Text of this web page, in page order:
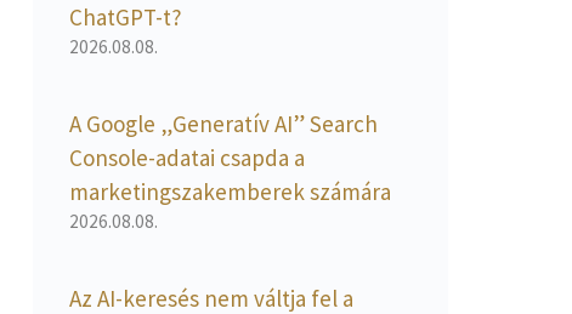
ChatGPT-t?
2026.08.08.
A Google „Generatív AI” Search
Console-adatai csapda a
marketingszakemberek számára
2026.08.08.
Az AI-keresés nem váltja fel a